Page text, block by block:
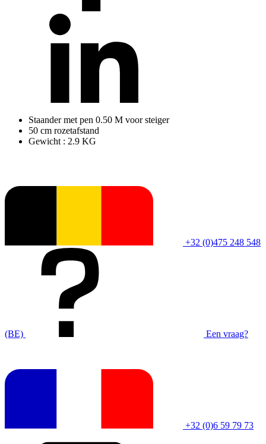
Staander met pen 0.50 M voor steiger
50 cm rozetafstand
Gewicht : 2.9 KG
+32 (0)475 248 548
(BE) Een vraag?
+32 (0)6 59 79 73